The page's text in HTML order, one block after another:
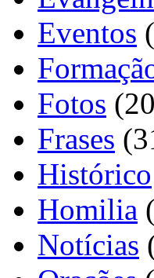
Eventos
Fotos
Frases
Histórico
Homilia
Notícias